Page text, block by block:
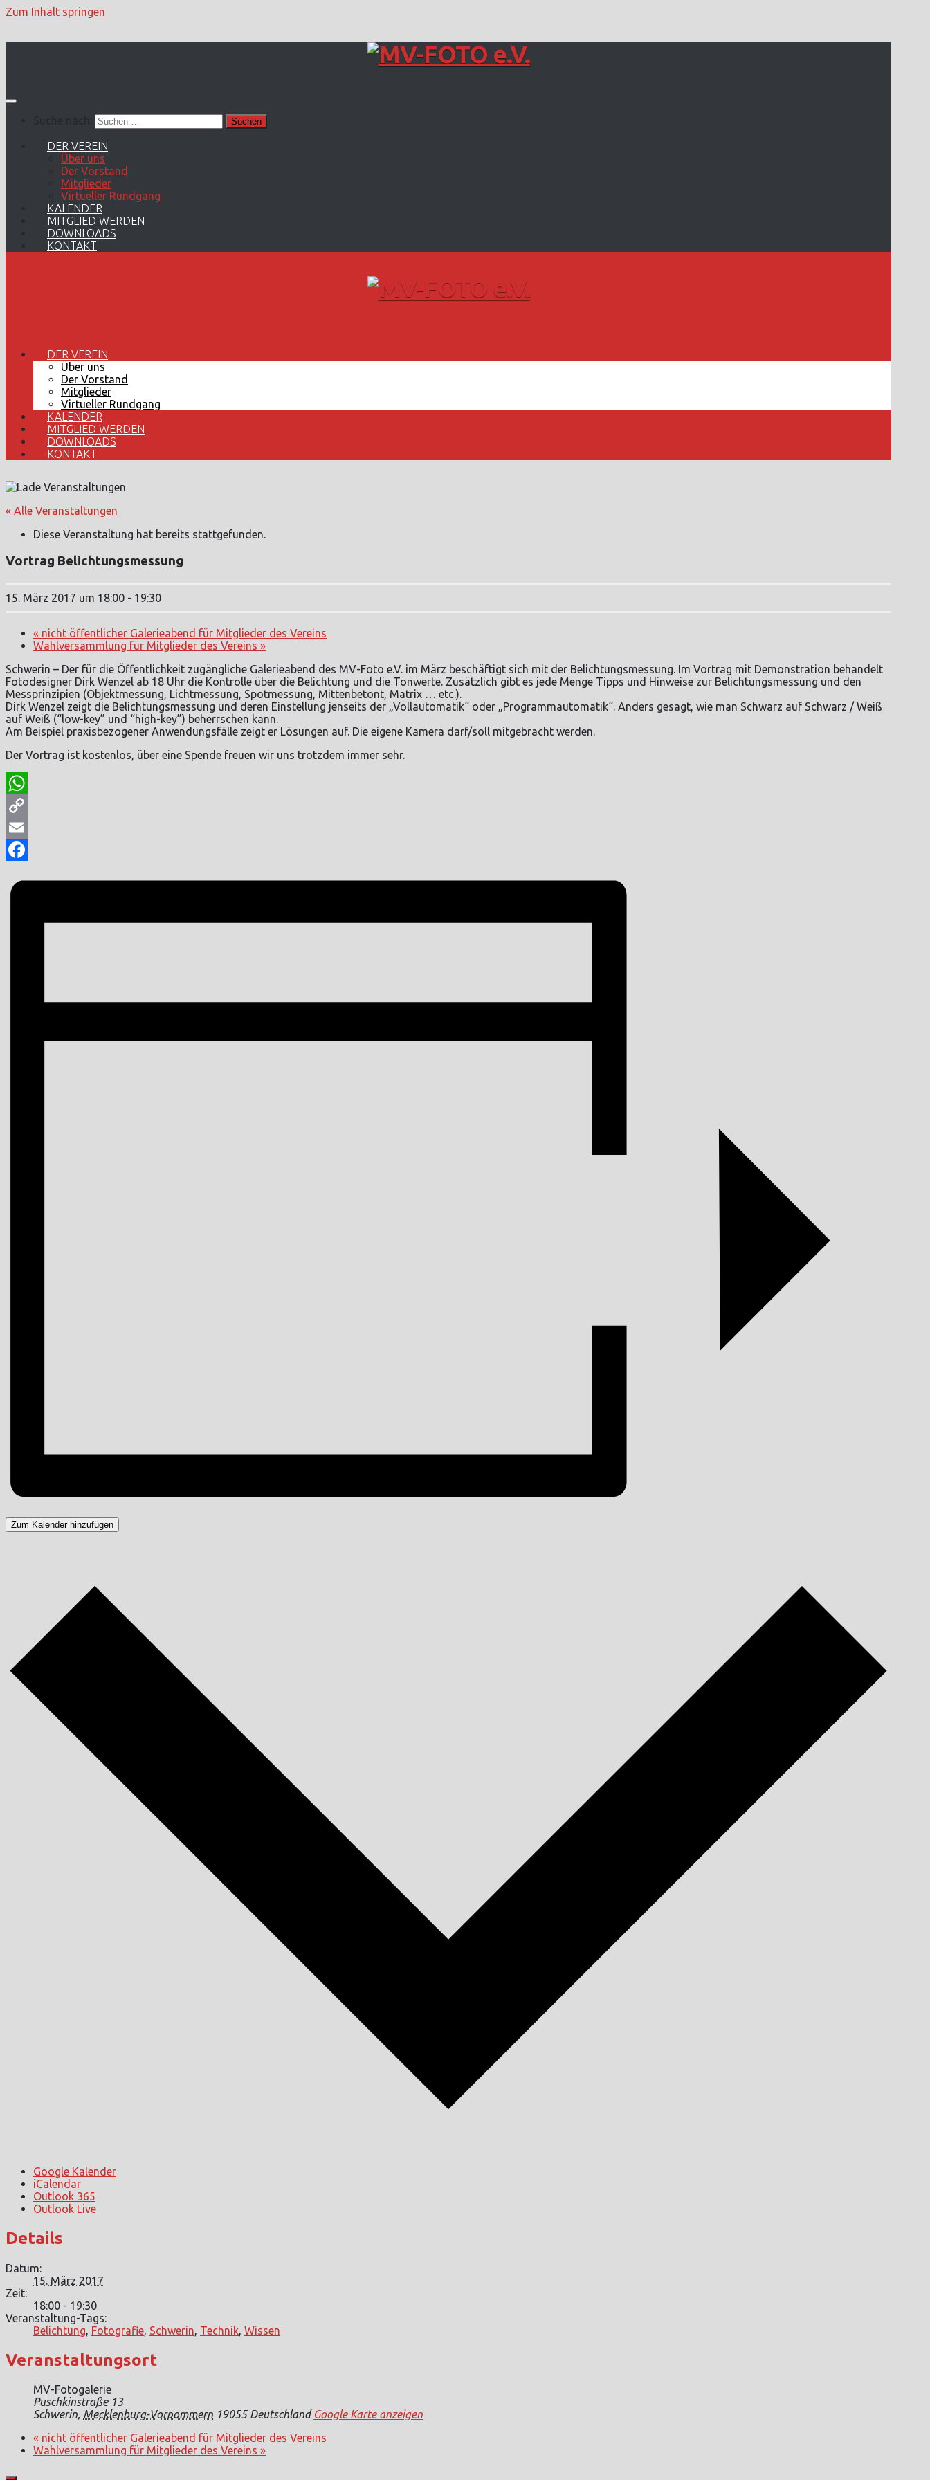
Zum Inhalt springen
DER VEREIN
Über uns
Der Vorstand
Mitglieder
Virtueller Rundgang
KALENDER
MITGLIED WERDEN
DOWNLOADS
KONTAKT
DER VEREIN
Über uns
Der Vorstand
Mitglieder
Virtueller Rundgang
KALENDER
MITGLIED WERDEN
DOWNLOADS
KONTAKT
« Alle Veranstaltungen
Diese Veranstaltung hat bereits stattgefunden.
Vortrag Belichtungsmessung
15. März 2017 um 18:00 - 19:30
« nicht öffentlicher Galerieabend für Mitglieder des Vereins
Wahlversammlung für Mitglieder des Vereins »
Schwerin – Der für die Öffentlichkeit zugängliche Galerieabend des MV-Foto e.V. im März beschäftigt sich mit der Belichtungsmessung. Im Vortrag mit Demonstration behandelt
Fotodesigner Dirk Wenzel ab 18 Uhr die Kontrolle über die Belichtung und die Tonwerte. Zusätzlich gibt es jede Menge Tipps und Hinweise zur Belichtungsmessung und den
Messprinzipien (Objektmessung, Lichtmessung, Spotmessung, Mittenbetont, Matrix … etc.).
Dirk Wenzel zeigt die Belichtungsmessung und deren Einstellung jenseits der „Vollautomatik“ oder „Programmautomatik“. Anders gesagt, wie man Schwarz auf Schwarz / Weiß
auf Weiß (“low-key” und “high-key”) beherrschen kann.
Am Beispiel praxisbezogener Anwendungsfälle zeigt er Lösungen auf. Die eigene Kamera darf/soll mitgebracht werden.
Der Vortrag ist kostenlos, über eine Spende freuen wir uns trotzdem immer sehr.
WhatsApp
Copy
Link
Email
Zum Kalender hinzufügen
Google Kalender
iCalendar
Outlook 365
Outlook Live
Details
Datum:
15. März 2017
Zeit:
18:00 - 19:30
Veranstaltung-Tags:
Belichtung, Fotografie, Schwerin, Technik, Wissen
Veranstaltungsort
MV-Fotogalerie
Puschkinstraße 13
Schwerin, Mecklenburg-Vorpommern 19055 Deutschland Google Karte anzeigen
« nicht öffentlicher Galerieabend für Mitglieder des Vereins
Wahlversammlung für Mitglieder des Vereins »